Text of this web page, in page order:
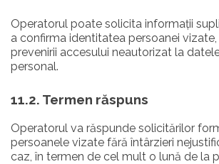
Operatorul poate solicita informații
a confirma identitatea persoanei
prevenirii accesului neautorizat la
personal.
11.2. Termen răspuns
Operatorul va răspunde solicitărilor
persoanele vizate fără întârzieri
caz, în termen de cel mult o lună de la